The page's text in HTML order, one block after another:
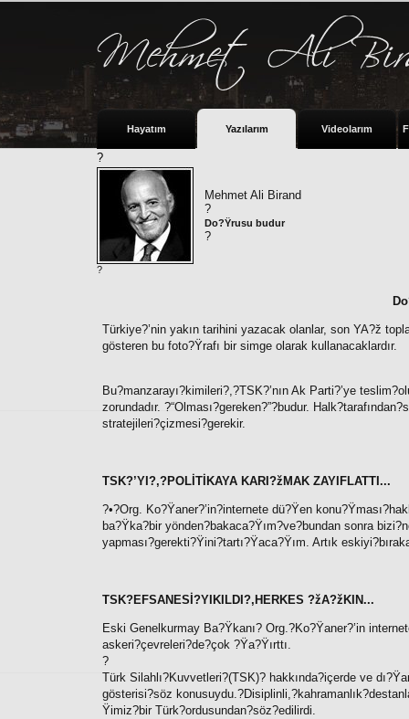
Hayatım Yazılarım Videolarım
?
Mehmet Ali Birand
?
Do?Ÿrusu budur
?
?
Türkiye?’nin yakın tarihini yazacak olanlar, son YA?ž
gösteren bu foto?Ÿrafı bir simge olarak kullanacaklardır.
Bu?manzarayı?kimileri?,?TSK?’nın Ak Parti?’ye
zorundadır. ?“Olması?gereken?”?budur.
stratejileri?çizmesi?gerekir.
TSK?’YI?,?POLİTİKAYA KARI?žMAK ZAYIFLATTI...
?•?Org. Ko?Ÿaner?’in?internete dü?Ÿen
ba?Ÿka?bir yönden?bakaca?Ÿım?ve?bundan sonra
yapması?gerekti?Ÿini?tartı?Ÿaca?Ÿım. Artık
TSK?EFSANESİ?YIKILDI?,HERKES ?žA?žKIN...
Eski Genelkurmay Ba?Ÿkanı? Org.?Ko?Ÿaner?’in
askeri?çevreleri?de?çok ?Ÿa?Ÿırttı.
?
Türk Silahlı?Kuvvetleri?(TSK)? hakkında?içerde ve
gösterisi?söz
Ÿimiz?bir Türk?ordusundan?söz?edilirdi.